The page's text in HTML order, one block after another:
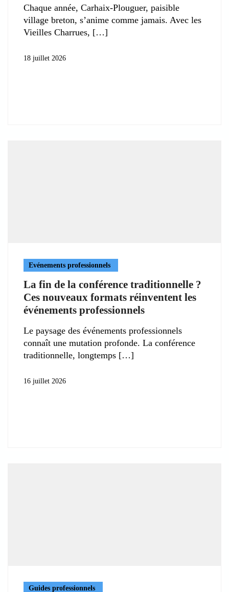
Chaque année, Carhaix-Plouguer, paisible
village breton, s’anime comme jamais. Avec les
Vieilles Charrues,
18 juillet 2026
Evénements professionnels
La fin de la conférence traditionnelle ?
Ces nouveaux formats réinventent les
événements professionnels
Le paysage des événements professionnels
connaît une mutation profonde. La conférence
traditionnelle, longtemps
16 juillet 2026
Guides professionnels